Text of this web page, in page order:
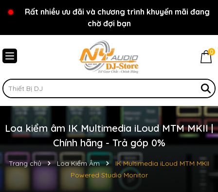
Chào mừng bạn đến với cửa hàng NY Audio - DJ
Store
Rất nhiều ưu đãi và chương trình khuyến mãi đang
chờ đợi bạn
0
Loa kiểm âm IK Multimedia iLoud MTM MKII |
Chính hãng - Trả góp 0%
Trang chủ Loa Kiểm Âm
IK Multimedia iLoud MTM MKII
Powered Studio Monitor